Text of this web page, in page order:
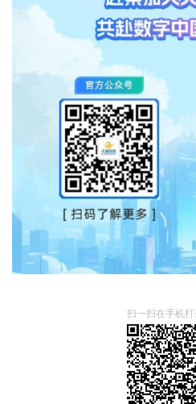
扫一扫在手机